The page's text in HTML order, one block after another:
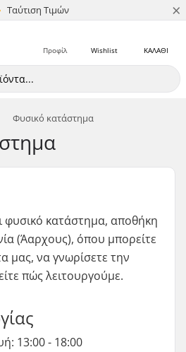
Ταύτιση Τιμών
5+ εκατ. πελάτες ×
ΚΑΛΑΘΙ
Wishlist
Προφίλ
Φυσικό κατάστημα
φυσικό κατάστημα, αποθήκη
(Άαρχους), όπου μπορείτε
μας, να γνωρίσετε την
πώς λειτουργούμε.
13:00 - 18:00